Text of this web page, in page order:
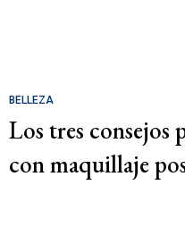
BELLEZA
Los tres consejos
con maquillaje